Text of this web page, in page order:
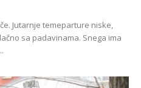
Jutarnje temeparture niske,
sa padavinama. Snega ima